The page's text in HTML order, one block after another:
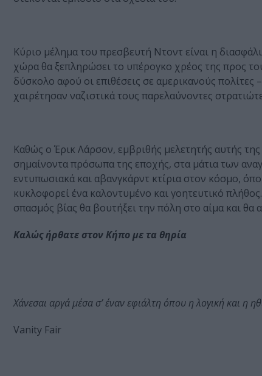
Κύριο μέλημα του πρεσβευτή Ντοντ είναι η
χώρα θα ξεπληρώσει το υπέρογκο χρέος της προς
δύσκολο αφού οι επιθέσεις σε αμερικανούς
χαιρέτησαν ναζιστικά τους παρελαύνοντες
Καθώς ο Έρικ Λάρσον, εμβριθής μελετητής αυτής
σημαίνοντα πρόσωπα της εποχής, στα μάτια των
εντυπωσιακά και αβανγκάρντ κτίρια στον κόσμο,
κυκλοφορεί ένα καλοντυμένο και γοητευτικό
σπασμός βίας θα βουτήξει την πόλη στο αίμα και
Καλώς ήρθατε στον Κήπο με τα θηρία
Χάνεσαι αργά μέσα σ’ έναν εφιάλτη όπου η λογική και η
Vanity Fair